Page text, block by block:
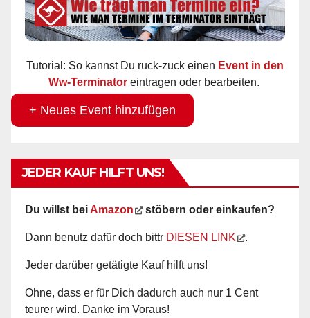
Tutorial: So kannst Du ruck-zuck einen Event in den
Ww-Terminator eintragen oder bearbeiten.
+ Neues Event hinzufügen
JEDER KAUF HILFT UNS!
Du willst beiAmazon stöbern oder einkaufen?
Dann benutz dafür doch bittr DIESEN LINK .
Jeder darüber getätigte Kauf hilft uns!
Ohne, dass er für Dich dadurch auch nur 1 Cent
teurer wird. Danke im Voraus!